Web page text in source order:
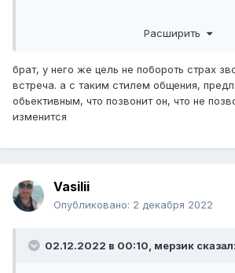
А так...будет висеть в твоей башке
Ты же мужик, к отказам спокойнее
и как развиваться в этом деле если за
Расширить
брат, у него же цель не побороть страх
встреча. а с таким стилем общения,
обьективным, что позвонит он, что не
изменится
Vasilii
Опубликовано: 2 декабря 2022
02.12.2022 в 00:10, мерзик сказал: